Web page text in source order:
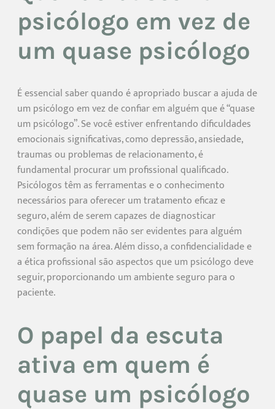
psicólogo em vez de
um quase psicólogo
É essencial saber quando é apropriado buscar a ajuda de
um psicólogo em vez de confiar em alguém que é “quase
um psicólogo”. Se você estiver enfrentando dificuldades
emocionais significativas, como depressão, ansiedade,
traumas ou problemas de relacionamento, é
fundamental procurar um profissional qualificado.
Psicólogos têm as ferramentas e o conhecimento
necessários para oferecer um tratamento eficaz e
seguro, além de serem capazes de diagnosticar
condições que podem não ser evidentes para alguém
sem formação na área. Além disso, a confidencialidade e
a ética profissional são aspectos que um psicólogo deve
seguir, proporcionando um ambiente seguro para o
paciente.
O papel da escuta
ativa em quem é
quase um psicólogo